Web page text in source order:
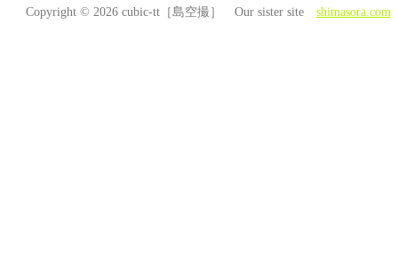
Copyright © 2026 cubic-tt［島空撮］ Our sister site shimasora.com